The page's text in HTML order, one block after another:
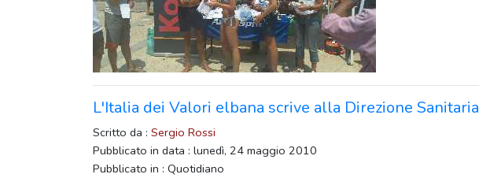
L'Italia dei Valori elbana scrive alla Direzione Sanitaria
Scritto da : Sergio Rossi
Pubblicato in data : lunedì, 24 maggio 2010
Pubblicato in : Quotidiano